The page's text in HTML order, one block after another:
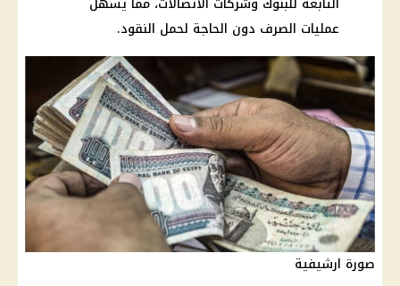
عمليات الصرف دون الحاجة لحمل النقود.
صورة ارشيفية